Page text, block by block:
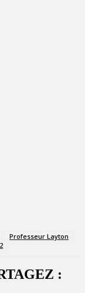
Professeur Layton
: